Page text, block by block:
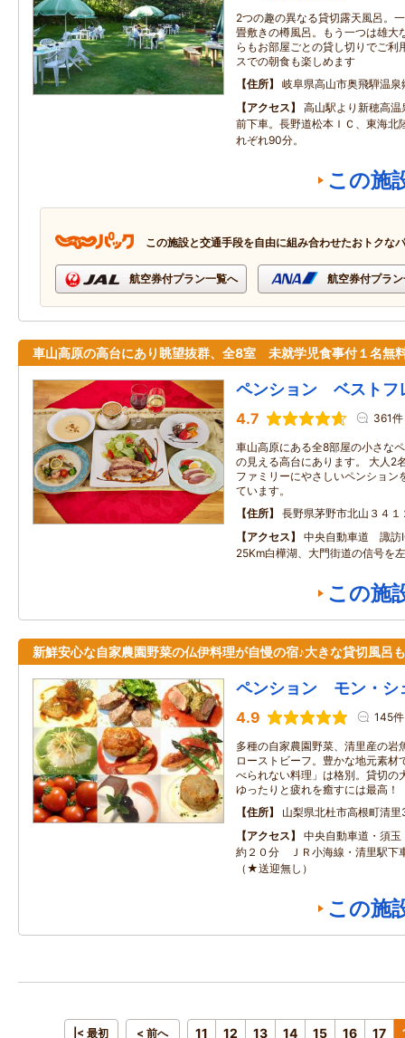
2つの趣の異なる貸切露天風呂。
畳敷きの樽風呂。もう一つは雄大
らもお部屋ごとの貸し切りでご利
スでの朝食も楽しめます
住所
岐阜県高山市奥飛騨温
アクセス
高山駅より新穂高
前下車。長野道松本ＩＣ、東海北
れぞれ90分。
この施
この施設と交通手段を自由に組み合わせたおトクな
航空券付プラン一覧へ 航空券付プラ
車山高原の高台にあり眺望抜群、全8室 未就学児食事付１名無
ペンション ベストフ
4.7 361件
車山高原にある全8部屋の小さな
の見える高台にあります。 大人2
ファミリーにやさしいペンション
ています。
住所
長野県茅野市北山３４１
アクセス
中央自動車道 諏訪
25Km白樺湖、大門街道の信号を
この施
新鮮安心な自家農園野菜の仏伊料理が自慢の宿♪大きな貸切風呂
ペンション モン・シ
4.9 145件
多種の自家農園野菜、清里産の岩
ローストビーフ。豊かな地元素材
べられない料理」は格別。貸切の
ゆったりと疲れを癒すには最高！
住所
山梨県北杜市高根町清
アクセス
中央自動車道・須
約２０分 ＪＲ小海線・清里駅下
（★送迎無し）
この施
|< 最初 < 前へ 11 12 13 14 15 16 17